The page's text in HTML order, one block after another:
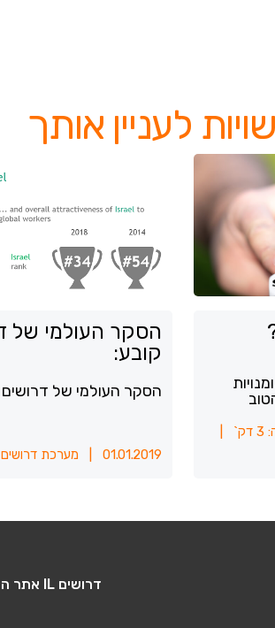
לעניין אותך
קובע:
הסקר העולמי של דרושים IL וה- BCG קובע:
01.01.2019 מערכת דרושים IL
דרושים IL אתר הדרושים של ישראל